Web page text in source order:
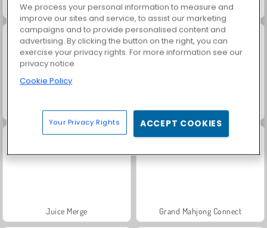
Train Driver Simulator Devs Simulator
Coffee Master Idle Jewel Garden Story
Juice Merge Grand Mahjong Connect
We process your personal information to measure and
improve our sites and service, to assist our marketing
campaigns and to provide personalised content and
advertising. By clicking the button on the right, you can
exercise your privacy rights. For more information see our
privacy notice
Cookie Policy
Your Privacy Rights ACCEPT COOKIES